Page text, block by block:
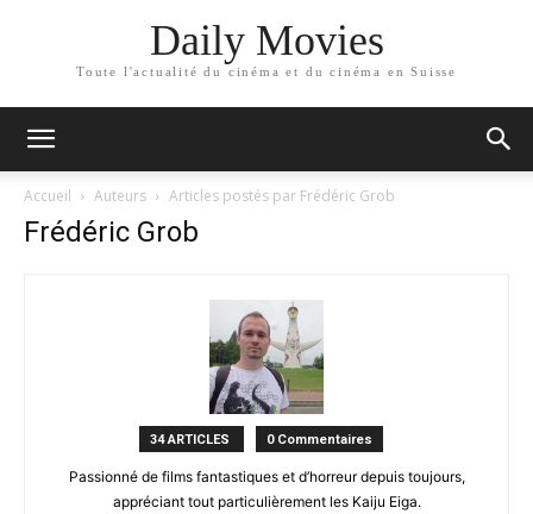
Daily Movies
Toute l'actualité du cinéma et du cinéma en Suisse
Accueil Auteurs Articles postés par Frédéric Grob
Frédéric Grob
34 ARTICLES 0 Commentaires
Passionné de films fantastiques et d’horreur depuis toujours,
appréciant tout particulièrement les Kaiju Eiga.